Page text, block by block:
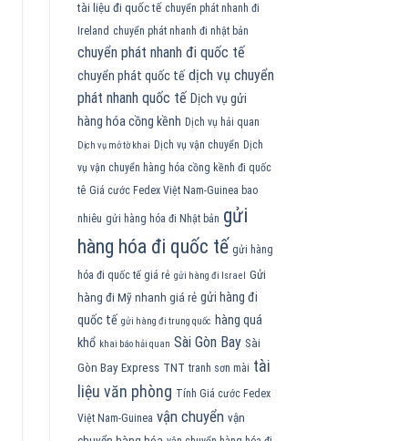
tài liệu đi quốc tế chuyển phát nhanh đi
Ireland chuyển phát nhanh đi nhật bản
chuyển phát nhanh đi quốc tế
chuyển phát quốc tế dịch vụ chuyển
phát nhanh quốc tế Dịch vụ gửi
hàng hóa cồng kềnh Dịch vụ hải quan
Dịch vụ mở tờ khai Dịch vụ vận chuyển Dịch
vụ vận chuyển hàng hóa cồng kềnh đi quốc
tê Giá cước Fedex Việt Nam-Guinea bao
nhiêu gửi hàng hóa đi Nhật bản gửi
hàng hóa đi quốc tế gửi hàng
hóa đi quốc tế giá rẻ gửi hàng đi Israel
Gửi
hàng đi Mỹ nhanh giá rẻ gửi hàng đi
quốc tế gửi hàng đi trung quốc hàng quá
khổ khai báo hải quan Sài Gòn Bay Sài
Gòn Bay Express TNT tranh sơn mài tài
liệu văn phòng Tính Giá cước Fedex
Việt Nam-Guinea vận chuyển vận